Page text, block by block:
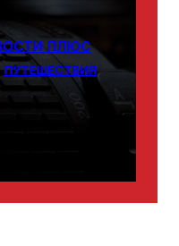
ПЛЮС
ПУТЕШЕСТВИЯ